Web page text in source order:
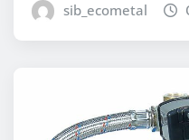
sib_ecometal